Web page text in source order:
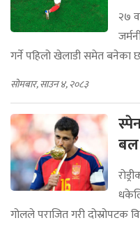
२७
गर्ने पहिलो खेलाडी समेत बनेका
सोमबार, साउन ४, २०८३
बल
गोलले पराजित गरी दोस्रोपटक